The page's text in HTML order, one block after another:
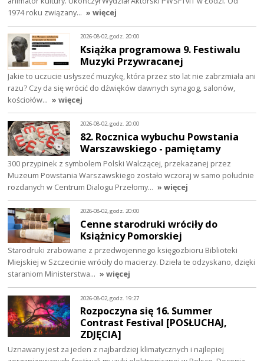
1974 roku związany… » więcej
2026-08-02, godz. 20:00
Książka programowa 9. Festiwalu
Muzyki Przywracanej
Jakie to uczucie usłyszeć muzykę, która przez sto lat nie zabrzmiała ani
razu? Czy da się wrócić do dźwięków dawnych synagog, salonów,
kościołów… » więcej
2026-08-02, godz. 20:00
82. Rocznica wybuchu Powstania
Warszawskiego - pamiętamy
300 przypinek z symbolem Polski Walczącej, przekazanej przez
Muzeum Powstania Warszawskiego zostało wczoraj w samo południe
rozdanych w Centrum Dialogu Przełomy… » więcej
2026-08-02, godz. 20:00
Cenne starodruki wróciły do
Książnicy Pomorskiej
Starodruki zrabowane z przedwojennego księgozbioru Biblioteki
Miejskiej w Szczecinie wróciły do macierzy. Dzieła te odzyskano, dzięki
staraniom Ministerstwa… » więcej
2026-08-02, godz. 19:27
Rozpoczyna się 16. Summer
Contrast Festival [POSŁUCHAJ,
ZDJĘCIA]
Uznawany jest za jeden z najbardziej klimatycznych i najlepiej